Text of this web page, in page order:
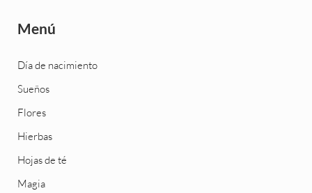
Menú
Día de nacimiento
Sueños
Flores
Hierbas
Hojas de té
Magia